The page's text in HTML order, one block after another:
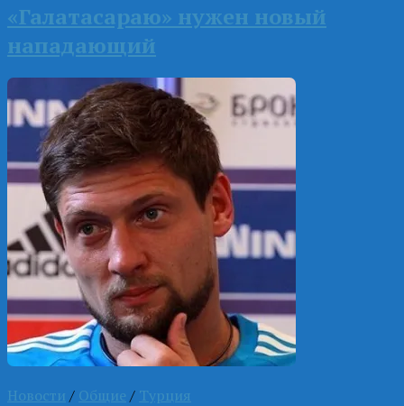
«Галатасараю» нужен новый
нападающий
Новости / Общие / Турция